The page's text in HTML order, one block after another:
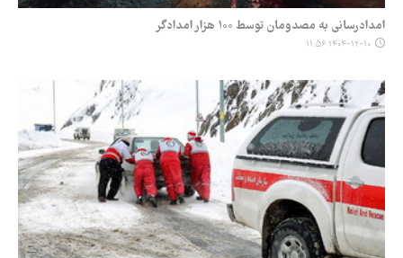
امدادرسانی به مصدومان توسط ۱۰۰ هزار امدادگر
۱۴۰۴-۱۲-۱۰ ۱۱:۵۶